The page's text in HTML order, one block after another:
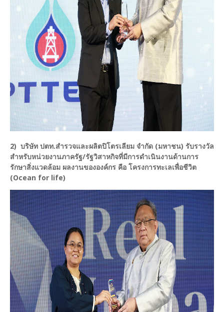
2) บริษัท ปตท.สำรวจและผลิตปิโตรเลียม จำกัด (มหาชน) รับรางวัล
สำหรับหน่วยงานภาครัฐ/รัฐวิสาหกิจที่มีการดำเนินงานด้านการ
รักษาสิ่งแวดล้อม ผลงานขององค์กร คือ โครงการทะเลเพื่อชีวิต
(Ocean for life)